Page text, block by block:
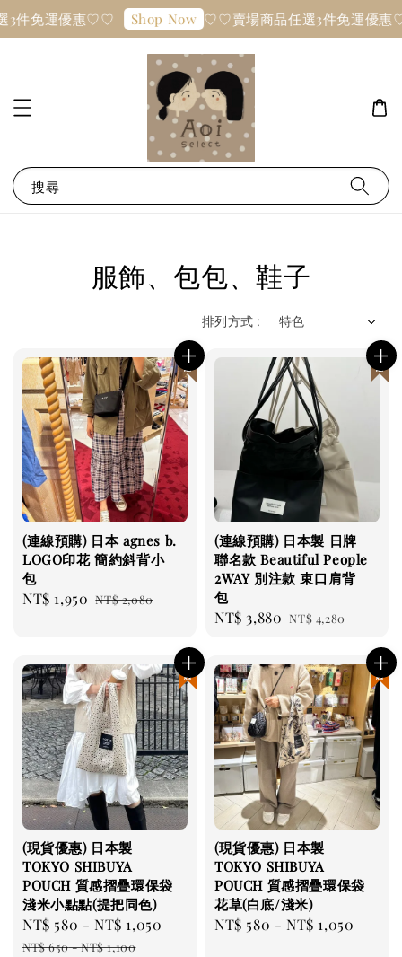
件免運優惠♡♡ Shop Now ♡♡賣場商品任選3件免運優惠
搜尋
服飾、包包、鞋子
排列方式 :
(連線預購) 日本 agnes b.
LOGO印花 簡約斜背小
包
Sale
NT$ 1,950 Regular
NT$ 2,080
(連線預購) 日本製 日牌
聯名款 Beautiful People
2WAY 別注款 束口肩背
包
Sale
NT$ 3,880 Regular
NT$ 4,280
(現貨優惠) 日本製
TOKYO SHIBUYA
POUCH 質感摺疊環保袋
淺米小點點(提把同色)
Sale
price
NT$ 580 -NT$ 1,050
Regular
NT$ 650-NT$ 1,100
(現貨優惠) 日本製
TOKYO SHIBUYA
POUCH 質感摺疊環保袋
花草(白底/淺米)
Regular
NT$ 580 -NT$ 1,050